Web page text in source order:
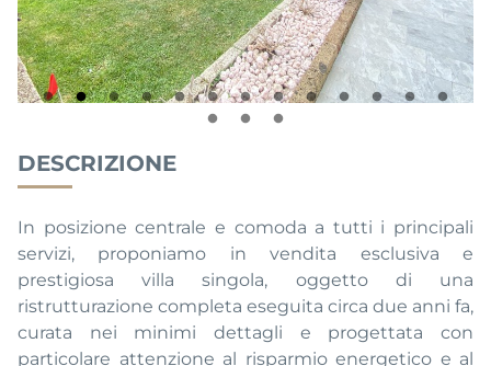
DESCRIZIONE
In posizione centrale e comoda a tutti i principali
servizi, proponiamo in vendita esclusiva e
prestigiosa villa singola, oggetto di una
ristrutturazione completa eseguita circa due anni fa,
curata nei minimi dettagli e progettata con
particolare attenzione al risparmio energetico e al